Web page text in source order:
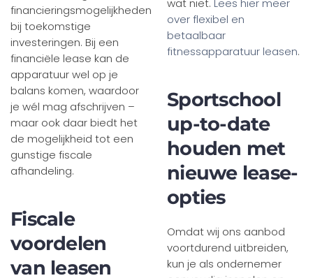
financieringsmogelijkheden
bij toekomstige
investeringen. Bij een
financiële lease kan de
apparatuur wel op je
balans komen, waardoor
je wél mag afschrijven –
maar ook daar biedt het
de mogelijkheid tot een
gunstige fiscale
afhandeling.
Fiscale
voordelen
van leasen
wat niet. Lees hier meer
over flexibel en
betaalbaar
fitnessapparatuur leasen.
Sportschool
up-to-date
houden met
nieuwe lease-
opties
Omdat wij ons aanbod
voortdurend uitbreiden,
kun je als ondernemer